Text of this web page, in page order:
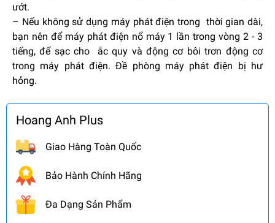
ướt.
– Nếu không sử dụng máy phát điện trong thời gian dài,
bạn nên để máy phát điện nổ máy 1 lần trong vòng 2 - 3
tiếng, để sạc cho ắc quy và động cơ bôi trơn động cơ
trong máy phát điện. Đề phòng máy phát điện bị hư
hỏng.
Hoang Anh Plus
Giao Hàng Toàn Quốc
Bảo Hành Chính Hãng
Đa Dạng Sản Phẩm